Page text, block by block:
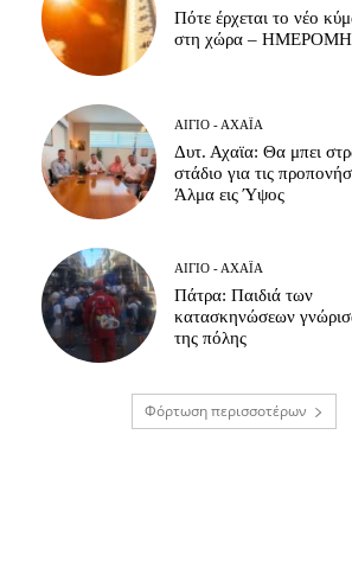
Πότε έρχεται το νέο
στη χώρα –
ΑΊΓΙΟ - ΑΧΑΪ́Α
Δυτ. Αχαϊα: Θα μπει
στάδιο για τις
Άλμα εις Ύψος
ΑΊΓΙΟ - ΑΧΑΪ́Α
Πάτρα: Παιδιά των
κατασκηνώσεων
της πόλης
Φόρτωση περισσοτέρων